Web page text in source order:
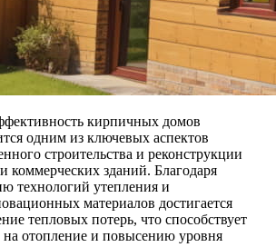
кирпичных домов
одним из ключевых аспектов
строительства и реконструкции
коммерческих зданий. Благодаря
технологий утепления и
материалов достигается
тепловых потерь, что способствует
отопление и повысению уровня